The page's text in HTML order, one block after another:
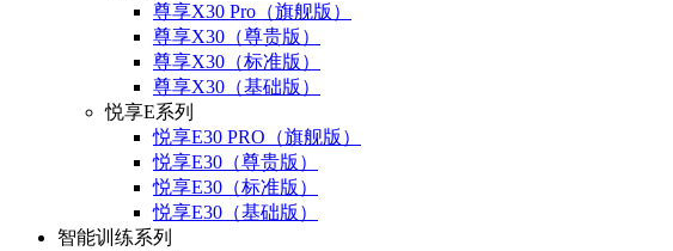
尊享X30 Pro（旗舰版）
尊享X30（尊贵版）
尊享X30（标准版）
尊享X30（基础版）
悦享E系列
悦享E30 PRO（旗舰版）
悦享E30（尊贵版）
悦享E30（标准版）
悦享E30（基础版）
智能训练系列